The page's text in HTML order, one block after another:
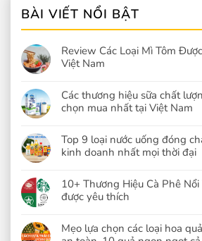
BÀI VIẾT NỔI BẬT
Review Các Loại Mì Tôm
Việt Nam
Các thương hiệu sữa chất
chọn mua nhất tại Việt Nam
Top 9 loại nước uống đóng
kinh doanh nhất mọi thời đại
10+ Thương Hiệu Cà Phê
được yêu thích
Mẹo lựa chọn các loại hoa